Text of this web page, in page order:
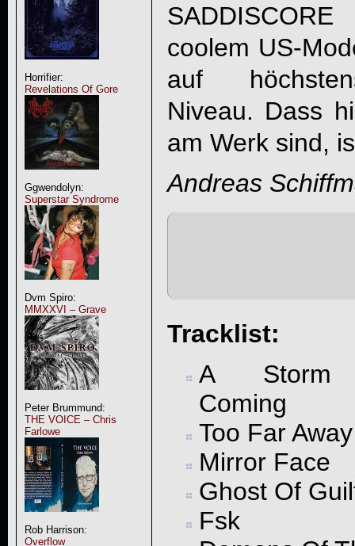
Horrifier:
Revelations Of Gore
Ggwendolyn:
Superstar Syndrome
Dvm Spiro:
MMXXVI – Grave
Peter Brummund:
THE VOICE – Chris
Farlowe
Rob Harrison:
Overflow
SADDISCORE
coolem US-
auf
Niveau. Dass
am Werk sind,
Andreas
Tracklist:
A
Coming
Too Far Away
Mirror Face
Ghost Of
Fsk